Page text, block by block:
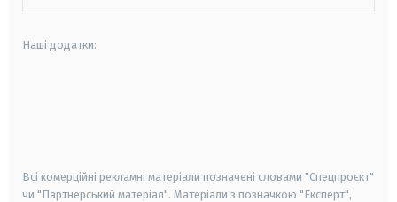
Наші додатки:
Всі комерційні рекламні матеріали позначені словами "Спецпроєкт"
чи "Партнерський матеріал". Матеріали з позначкою "Експерт",